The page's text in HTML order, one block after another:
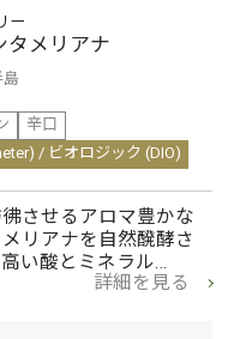
ー
タメリアナ
辛口
/ ビオロジック (DIO)
させるアロマ豊かな
リアナを自然醗酵さ
い酸とミネラル…
詳細を見る